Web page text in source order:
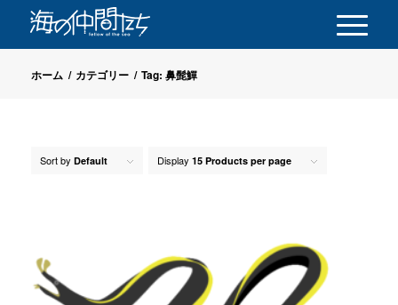
ホーム / カテゴリー / Tag: 鼻髭鱓
Sort by Default Display 15 Products per page